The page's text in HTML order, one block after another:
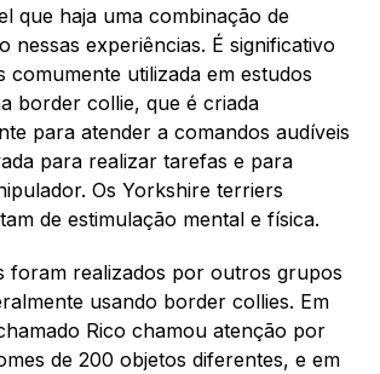
que haja uma combinação de
nessas experiências. É significativo
comumente utilizada em estudos
border collie, que é criada
para atender a comandos audíveis
para realizar tarefas e para
Os Yorkshire terriers
de estimulação mental e física.
foram realizados por outros grupos
usando border collies. Em
Rico chamou atenção por
de 200 objetos diferentes, e em